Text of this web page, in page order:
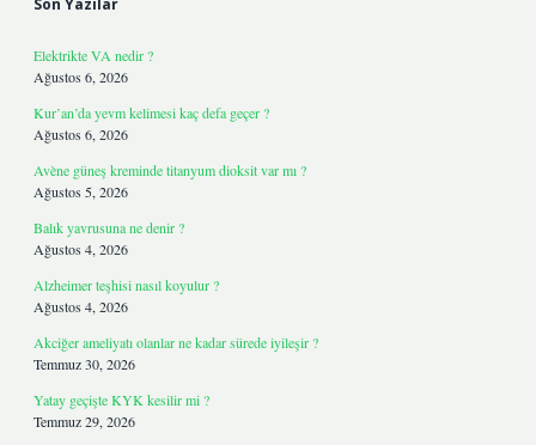
Son Yazılar
Elektrikte VA nedir ?
Ağustos 6, 2026
Kur’an’da yevm kelimesi kaç defa geçer ?
Ağustos 6, 2026
Avène güneş kreminde titanyum dioksit var mı ?
Ağustos 5, 2026
Balık yavrusuna ne denir ?
Ağustos 4, 2026
Alzheimer teşhisi nasıl koyulur ?
Ağustos 4, 2026
Akciğer ameliyatı olanlar ne kadar sürede iyileşir ?
Temmuz 30, 2026
Yatay geçişte KYK kesilir mi ?
Temmuz 29, 2026